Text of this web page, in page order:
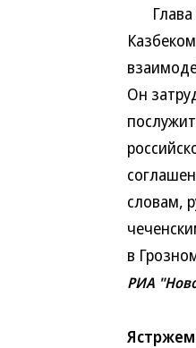
Глава
Он
словам,
в
РИА